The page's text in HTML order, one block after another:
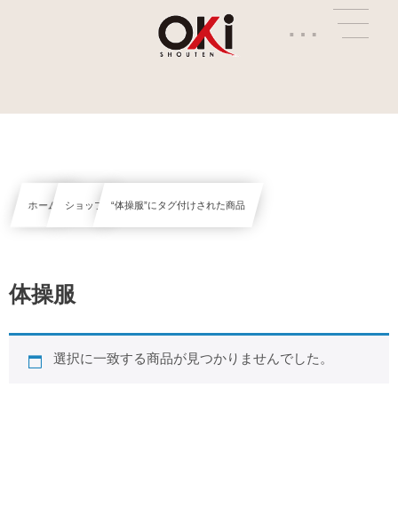
…
ホーム ショップ “体操服”にタグ付けされた商品
体操服
選択に一致する商品が見つかりませんでした。